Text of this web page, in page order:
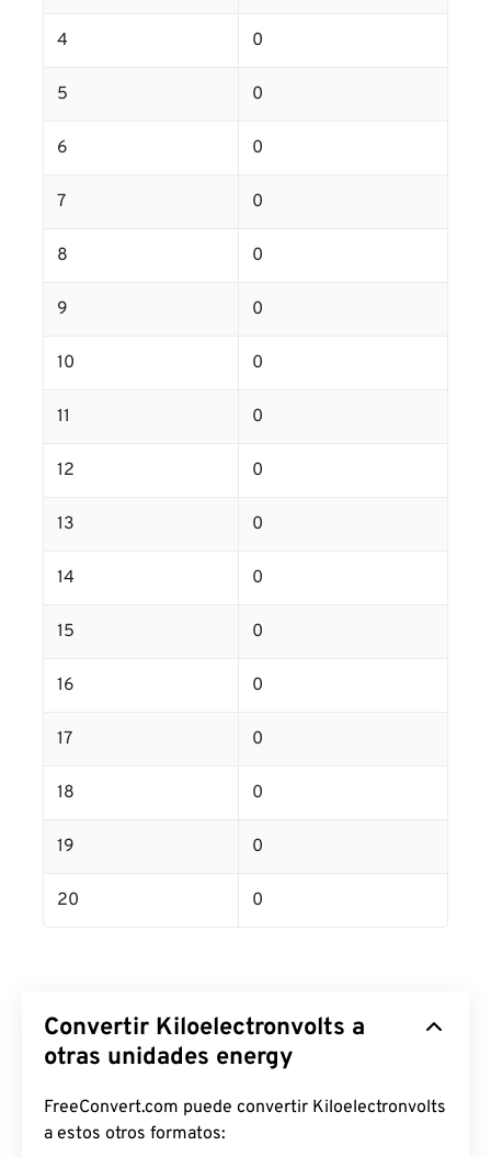
4 0
5 0
6 0
7 0
8 0
9 0
10 0
11 0
12 0
13 0
14 0
15 0
16 0
17 0
18 0
19 0
20 0
Convertir Kiloelectronvolts a
otras unidades energy
FreeConvert.com puede convertir Kiloelectronvolts
a estos otros formatos: